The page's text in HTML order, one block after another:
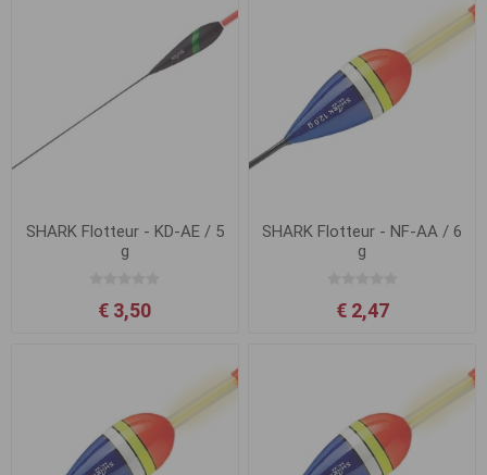
SHARK Flotteur - KD-AE / 5
g
€ 3,50
SHARK Flotteur - NF-AA / 6
g
€ 2,47